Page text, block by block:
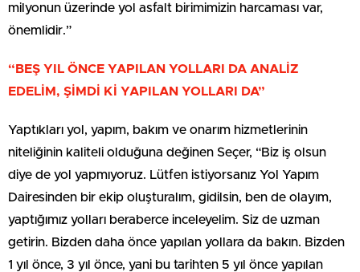
milyonun üzerinde yol asfalt birimimizin harcaması var,
önemlidir.”
“BEŞ YIL ÖNCE YAPILAN YOLLARI DA ANALİZ
EDELİM, ŞİMDİ Kİ YAPILAN YOLLARI DA”
Yaptıkları yol, yapım, bakım ve onarım hizmetlerinin
niteliğinin kaliteli olduğuna değinen Seçer, “Biz iş olsun
diye de yol yapmıyoruz. Lütfen istiyorsanız Yol Yapım
Dairesinden bir ekip oluşturalım, gidilsin, ben de olayım,
yaptığımız yolları beraberce inceleyelim. Siz de uzman
getirin. Bizden daha önce yapılan yollara da bakın. Bizden
1 yıl önce, 3 yıl önce, yani bu tarihten 5 yıl önce yapılan